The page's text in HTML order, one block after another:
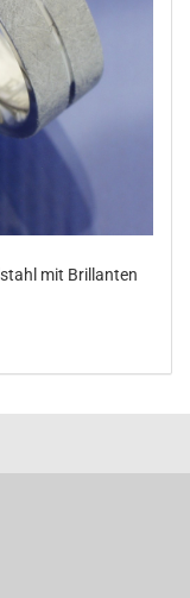
mit Brillanten